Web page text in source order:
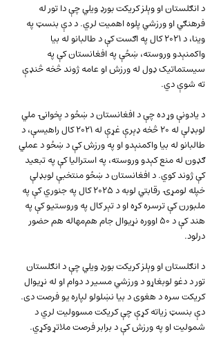
د انګلستان او وېلز کریکت بورډ ویلي چې دا تور له
فرهنګي او ورزشي پلوه اهمیت لري. د دې بنسټ په
وینا، د ۲۰۲۱ کال په اګست کې د طالبانو له بیا
واکمنېدو وروسته، ښځې په افغانستان کې په
سیستماتیک ډول له ورزش او عامه ژوند څخه څنډې
ته شوې دي.
د یادونې وړ ده چې د افغانستان د ښځو د پخوانۍ ملي
لوبډلې له ۲۰ څخه ډېرې غړې له ۲۰۲۱ کال راهیسې، د
طالبانو له بیا واکمنېدو او په ورزش کې د ښځو د عملي
ګډون له منع کېدو وروسته، په استرالیا کې په تبعید
کې ژوند کوي. د افغانستان د ښځو منتخبې لوبډلې
خپله لومړۍ رقابتي لوبه د ۲۰۲۵ کال په جنوري کې په
ملبورن کې ترسره کړه او د تېر کال په وروستیو کې په
هند کې د ۵۰ اووره نړیوال جام هم‌مهاله هم حضور
درلود.
د انګلستان او وېلز کریکت بورډ ویلي چې د انګلستان
تور د دغو لوبغاړو د ورزشي مسیر د دوام او له نړیوال
کریکت سره د هغوی د بیا نښلولو لپاره یو فرصت دی.
دې بنسټ زیاته کړې چې کریکت مسوولیت لري د
شمولیت او په ورزش کې د برابر فرصت ملاتړ وکړي.